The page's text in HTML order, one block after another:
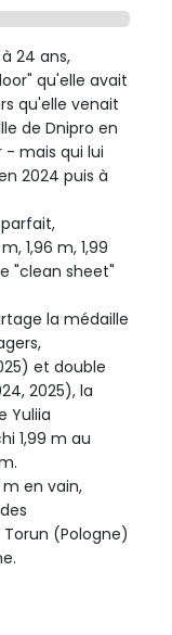
24 ans,
qu'elle avait
qu'elle venait
de Dnipro en
mais qui lui
2024 puis à
1,96 m, 1,99
"clean sheet"
la médaille
et double
2025), la
Yuliia
1,99 m au
en vain,
(Pologne)